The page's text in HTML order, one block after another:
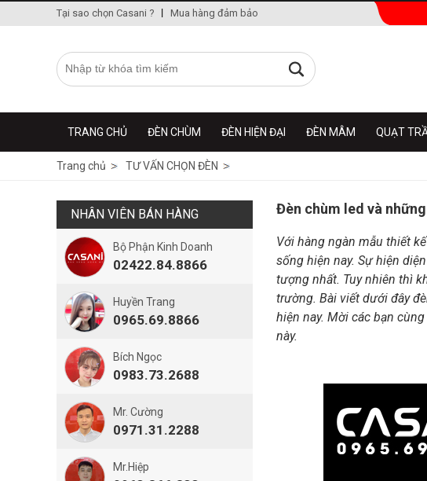
Tại sao chọn Casani ? Mua hàng đảm bảo
TRANG CHỦ ĐÈN CHÙM ĐÈN HIỆN ĐẠI ĐÈN MÂM QUẠT
Trang chủ TƯ VẤN CHỌN ĐÈN
NHÂN VIÊN BÁN HÀNG
Bộ Phận Kinh Doanh
02422.84.8866
Huyền Trang
0965.69.8866
Bích Ngọc
0983.73.2688
Mr. Cường
0971.31.2288
Mr.Hiệp
Đèn chùm led và
Với hàng ngàn mẫu thiết
sống hiện nay. Sự hiện
tượng nhất. Tuy nhiên thì
trường. Bài viết dưới đây
hiện nay. Mời các bạn
này.